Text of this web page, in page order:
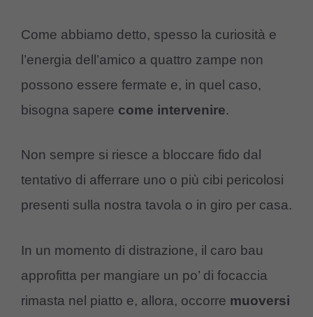
Come abbiamo detto, spesso la curiosità e
l’energia dell’amico a quattro zampe non
possono essere fermate e, in quel caso,
bisogna sapere come intervenire.
Non sempre si riesce a bloccare fido dal
tentativo di afferrare uno o più cibi pericolosi
presenti sulla nostra tavola o in giro per casa.
In un momento di distrazione, il caro bau
approfitta per mangiare un po’ di focaccia
rimasta nel piatto e, allora, occorre muoversi